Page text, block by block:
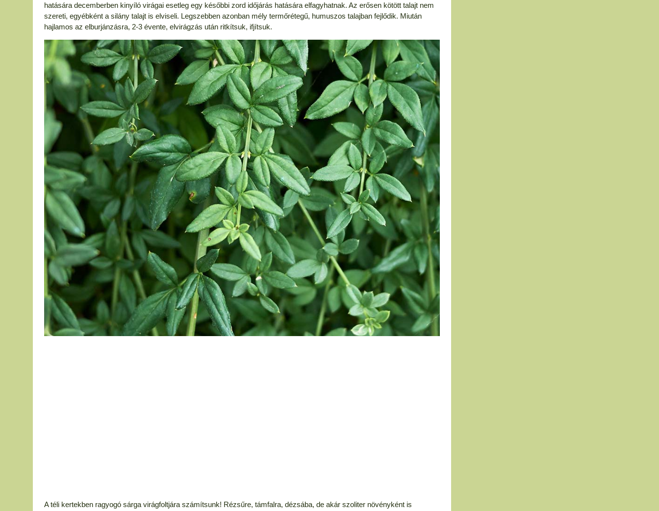
hatására decemberben kinyíló virágai esetleg egy későbbi zord időjárás hatására elfagyhatnak. Az erősen kötött talajt nem
szereti, egyébként a silány talajt is elviseli. Legszebben azonban mély termőrétegű, humuszos talajban fejlődik. Miután
hajlamos az elburjánzásra, 2-3 évente, elvirágzás után ritkítsuk, ifjítsuk.
A téli kertekben ragyogó sárga virágfoltjára számítsunk! Rézsűre, támfalra, dézsába, de akár szoliter növényként is